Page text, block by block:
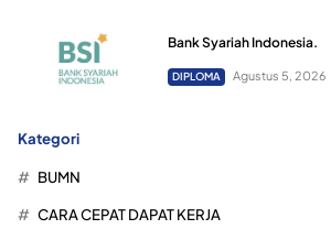
Bank Syariah Indonesia.
DIPLOMA Agustus 5, 2026
Kategori
BUMN
CARA CEPAT DAPAT KERJA